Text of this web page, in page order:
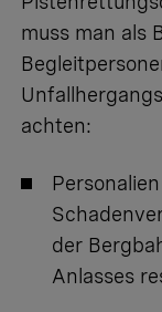
muss man als
achten:
der
Anlasses